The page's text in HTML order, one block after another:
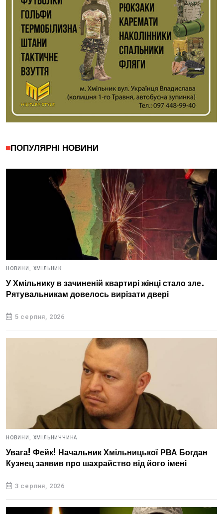
ПОПУЛЯРНІ НОВИНИ
НОВИНИ, ХМІЛЬНИК
У Хмільнику в зачиненій квартирі жінці стало зле.
Рятувальникам довелось вирізати двері
5 серпня, 2026
НОВИНИ, ХМІЛЬНИЧЧИНА
Увага! Фейк! Начальник Хмільницької РВА Богдан
Кузнец заявив про шахрайство від його імені
3 серпня, 2026